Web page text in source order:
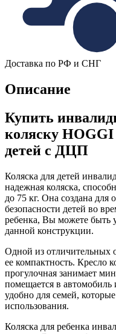
Доставка по РФ и СНГ
Описание
Купить
коляску
детей с ДЦП
Коляска для детей
надежная коляска,
до 75 кг. Она создана для
безопасности детей во
ребенка, Вы можете быть
данной конструкции.
Одной из отличительных
ее компактность. Кресло
прогулочная занимает
помещается в
удобно для семей,
использования.
Коляска для ребенка